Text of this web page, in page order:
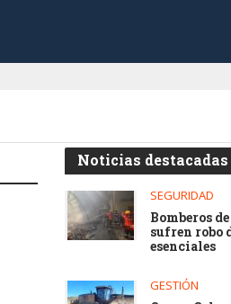
Noticias destacadas
SEGURIDAD
Bomberos
sufren robo
esenciales
GESTIÓN